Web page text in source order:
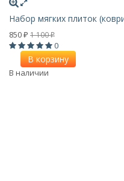
Набор мягких плиток
850 ₽ 1 100₽
0
В корзину
В наличии